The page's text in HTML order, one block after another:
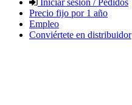
Iniciar sesión / Pedidos
Precio fijo por 1 año
Empleo
Conviértete en distribuidor